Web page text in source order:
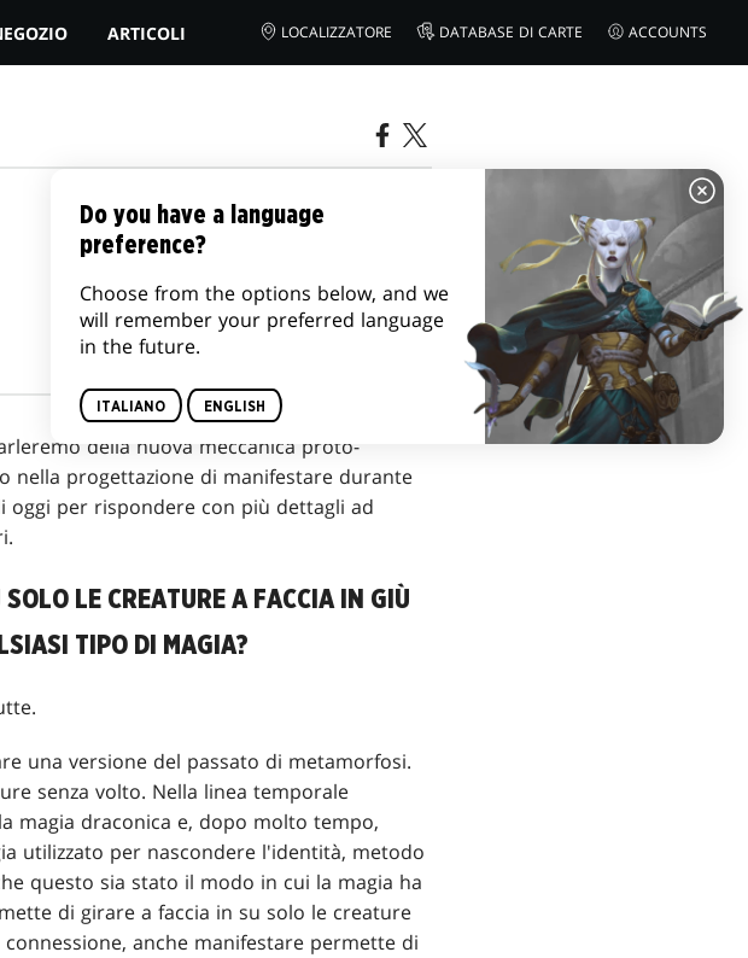
ARTICOLI LOCALIZZATORE DATABASE DI CARTE ACCOUNTS
della nuova meccanica proto-
nella progettazione di manifestare durante
per rispondere con più dettagli ad
LE CREATURE A FACCIA IN GIÙ
TIPO DI MAGIA?
una versione del passato di metamorfosi.
senza volto. Nella linea temporale
magia draconica e, dopo molto tempo,
utilizzato per nascondere l'identità, metodo
questo sia stato il modo in cui la magia ha
di girare a faccia in su solo le creature
anche manifestare permette di
Do you have a language
preference?
Choose from the options below, and we
will remember your preferred language
in the future.
ITALIANO ENGLISH